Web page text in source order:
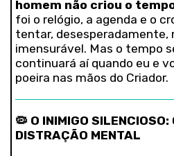
homem não criou o
foi o relógio, a agenda e o
tentar, desesperadamente,
imensurável. Mas o tempo
continuará aí quando eu e
poeira nas mãos do Criador.
🦠 O INIMIGO SILENCIOSO:
DISTRAÇÃO MENTAL